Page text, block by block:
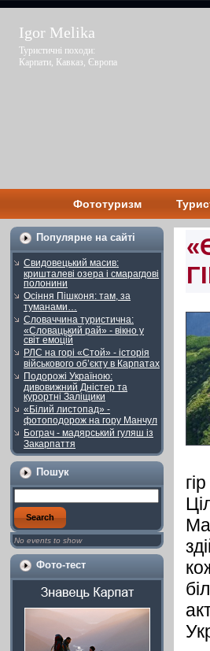
Igor Melika
Туристичні походи:
Карпати, Кавказ, Європа
Фототуризм
Популярне на сайті
Свидовецький масив:
кришталеві озера і смарагдові
полонини
Осіння Пішконя: там, за
туманами…
Словаччина туристична:
«Словацький рай» - вікно у
світ емоцій
РЛС на горі «Стой» - історія
військового об’єкту в Карпатах
Подорожі Україною:
дивовижний Дністер та
курортні Заліщики
«Білий листопад» -
фотоподорож на гору Манчул
Бограч - мадярський гуляш із
Закарпаття
Пошук
No events to show
Фото-тест